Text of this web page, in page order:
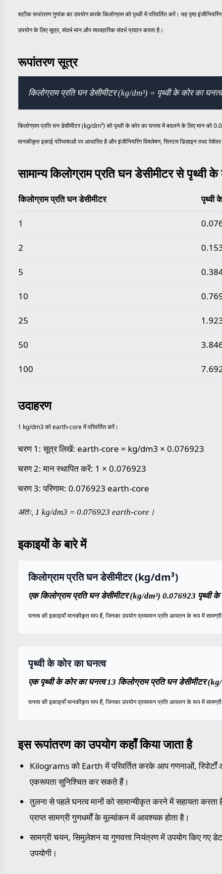
सटीक रूपांतरण गुणांक का उपयोग करके किलोग्राम को पृथ्वी में परिवर्तित करें। यह पृष्ठ
उपयोग के लिए सूत्र, संदर्भ मान और व्यावहारिक संदर्भ प्रदान करता है।
रूपांतरण सूत्र
किलोग्राम प्रति घन डेसीमीटर (kg/dm³) = पृथ्वी के कोर का
किलोग्राम प्रति घन डेसीमीटर (kg/dm³) को पृथ्वी के कोर का घनत्व में बदलने के लिए मान को
मानकीकृत इकाई परिभाषाओं पर आधारित है और इंजीनियरिंग विश्लेषण, सिस्टम डिज़ाइन तथा
सामान्य किलोग्राम प्रति घन डेसीमीटर से पृथ्वी
सामान्य किलोग्राम प्रति घन डेसीमीटर से पृथ्वी के कोर का घनत्व मान
किलोग्राम प्रति घन डेसीमीटर पृथ्वी
1
2
5
10
25
50
100
उदाहरण
1 kg/dm3 को earth-core में परिवर्तित करें।
चरण 1: सूत्र लिखें: earth-core = kg/dm3 × 0.076923
चरण 2: मान स्थापित करें: 1 × 0.076923
चरण 3: परिणाम: 0.076923 earth-core
अतः, 1 kg/dm3 = 0.076923 earth-core।
इकाइयों के बारे में
किलोग्राम प्रति घन डेसीमीटर (kg/dm³)
एक किलोग्राम प्रति घन डेसीमीटर (kg/dm³) 0.076923 पृथ्वी के
घनत्व की इकाइयाँ मानकीकृत माप हैं, जिनका उपयोग द्रव्यमान प्रति आयतन के रूप में
पृथ्वी के कोर का घनत्व
एक पृथ्वी के कोर का घनत्व 13 किलोग्राम प्रति घन डेसीमीटर
घनत्व की इकाइयाँ मानकीकृत माप हैं, जिनका उपयोग द्रव्यमान प्रति आयतन के रूप में
इस रूपांतरण का उपयोग कहाँ किया जाता है
Kilograms को Earth में परिवर्तित करके आप गणनाओं, रिपोर्टों
एकरूपता सुनिश्चित कर सकते हैं।
तुलना से पहले घनत्व मानों को सामान्यीकृत करने में सहायता करता
प्राप्त सामग्री गुणधर्मों के मूल्यांकन में आवश्यक होता है।
सामग्री चयन, सिमुलेशन या गुणवत्ता नियंत्रण में उपयोग किए गए
उपयोगी।